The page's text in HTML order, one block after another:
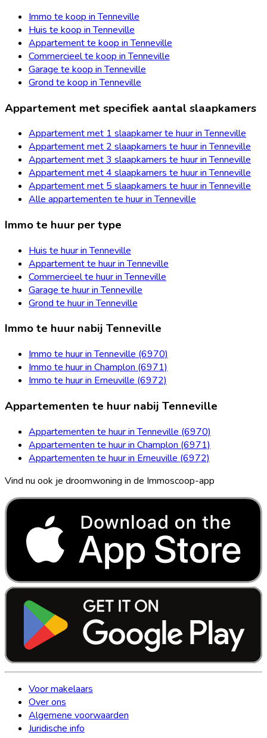
Immo te koop in Tenneville
Huis te koop in Tenneville
Appartement te koop in Tenneville
Commercieel te koop in Tenneville
Garage te koop in Tenneville
Grond te koop in Tenneville
Appartement met specifiek aantal slaapkamers
Appartement met 1 slaapkamer te huur in Tenneville
Appartement met 2 slaapkamers te huur in Tenneville
Appartement met 3 slaapkamers te huur in Tenneville
Appartement met 4 slaapkamers te huur in Tenneville
Appartement met 5 slaapkamers te huur in Tenneville
Alle appartementen te huur in Tenneville
Immo te huur per type
Huis te huur in Tenneville
Appartement te huur in Tenneville
Commercieel te huur in Tenneville
Garage te huur in Tenneville
Grond te huur in Tenneville
Immo te huur nabij Tenneville
Immo te huur in Tenneville (6970)
Immo te huur in Champlon (6971)
Immo te huur in Erneuville (6972)
Appartementen te huur nabij Tenneville
Appartementen te huur in Tenneville (6970)
Appartementen te huur in Champlon (6971)
Appartementen te huur in Erneuville (6972)
Vind nu ook je droomwoning in de Immoscoop-app
Voor makelaars
Over ons
Algemene voorwaarden
Juridische info